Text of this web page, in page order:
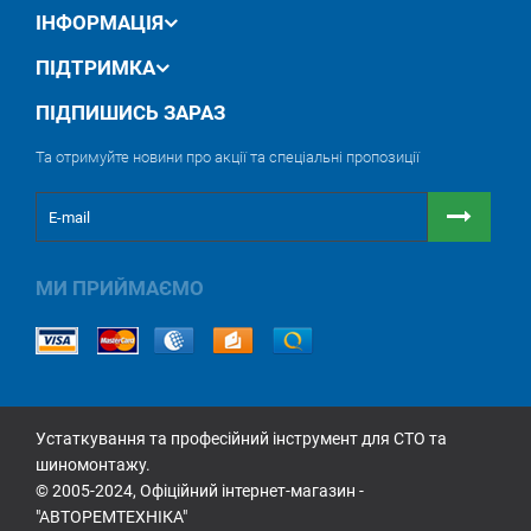
ІНФОРМАЦІЯ
ПІДТРИМКА
ПІДПИШИСЬ ЗАРАЗ
Та отримуйте новини про акції та спеціальні пропозиції
МИ ПРИЙМАЄМО
Устаткування та професійний інструмент для СТО та
шиномонтажу.
© 2005-2024, Офіційний інтернет-магазин -
"АВТОРЕМТЕХНІКА"